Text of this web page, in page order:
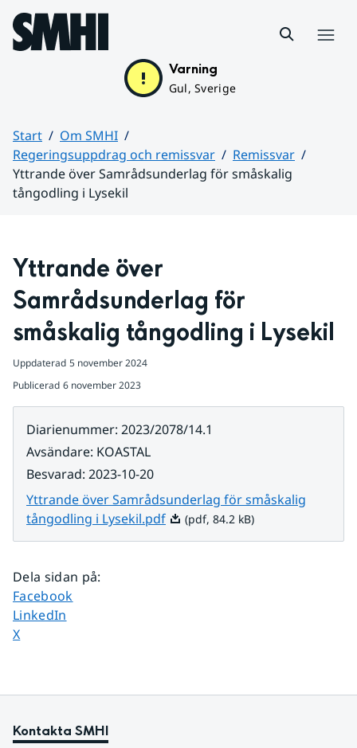
Hoppa till sidans innehåll
Varning
Gul, Sverige
Start
Om SMHI
Regeringsuppdrag och remissvar
Remissvar
Yttrande över Samrådsunderlag för småskalig
tångodling i Lysekil
Yttrande över
Samrådsunderlag för
småskalig tångodling i Lysekil
Uppdaterad 5 november 2024
Publicerad 6 november 2023
Diarienummer: 2023/2078/14.1
Avsändare: KOASTAL
Besvarad: 2023-10-20
Yttrande över Samrådsunderlag för småskalig
tångodling i Lysekil.pdfPdf, 84.2 kB.
(pdf, 84.2 kB)
Dela sidan på:
Dela sidan på
Facebook
Dela sidan på
LinkedIn
Dela sidan på
X
Kontakta SMHI